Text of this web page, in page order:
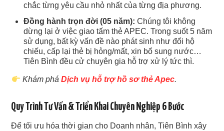
chắc từng yêu cầu nhỏ nhất của từng địa phương.
Đồng hành trọn đời (05 năm): Chúng tôi không
dừng lại ở việc giao tấm thẻ APEC. Trong suốt 5 năm
sử dụng, bất kỳ vấn đề nào phát sinh như đổi hộ
chiếu, cấp lại thẻ bị hỏng/mất, xin bổ sung nước…
Tiên Bình đều cử chuyên gia hỗ trợ xử lý tức thì.
Khám phá Dịch vụ hỗ trợ hồ sơ thẻ Apec.
Quy Trình Tư Vấn & Triển Khai Chuyên Nghiệp 6 Bước
Để tối ưu hóa thời gian cho Doanh nhân, Tiên Bình xây